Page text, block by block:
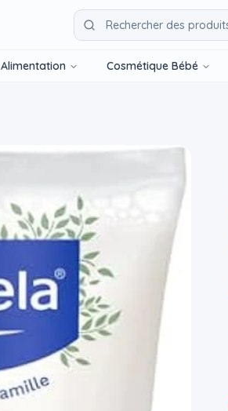
Alimentation Cosmétique Bébé